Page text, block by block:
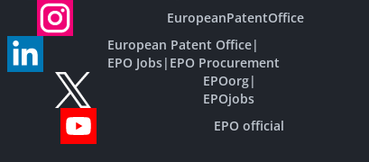
EuropeanPatentOffice
European Patent Office|
EPO Jobs| EPO Procurement
EPOorg|
EPOjobs
EPO official